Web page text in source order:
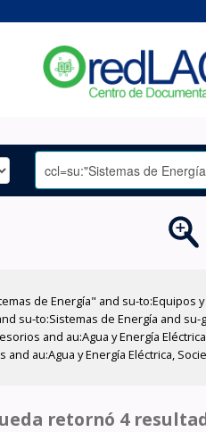
de Energía" and su-to:Equipos
su-to:Sistemas de Energía and
and au:Agua y Energía
au:Agua y Energía Eléctrica,
retornó 4